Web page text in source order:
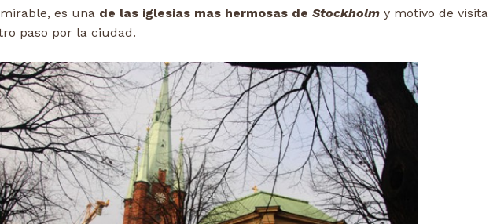
es una de las iglesias mas hermosas de Stockholm y motivo de visita
paso por la ciudad.